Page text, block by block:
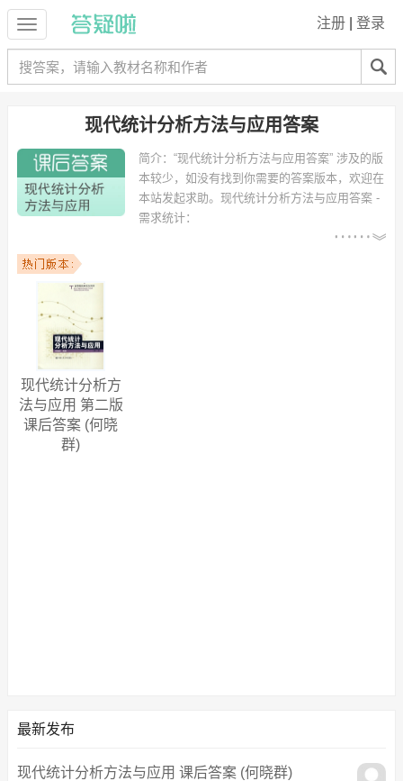
注册 登录
现代统计分析方法与应用答案
简介： “现代统计分析方法与应用答案” 涉及的版
本较少，如没有找到你需要的答案版本，欢迎在
本站发起求助。 现代统计分析方法与应用答案 -
需求统计：
：信息管理与信息系
统、工商管理、计算数学、数学与应用数学、信息与计算科学、建筑环
境与设备工程、技术经济、数学与应用数学（金融数学方向）、软件工
以下学校的同学下载过
学、贵州财经学院、南通大学、天津商业大学、北京林业大学、北京航
空航天大学北海学院、西安电子科技大学、武汉理工大华夏学院、石家
庄铁道大学、江汉大学 等。
现代统计分析方
法与应用 第二版
课后答案 (何晓
群)
最新发布
现代统计分析方法与应用 课后答案 (何晓群)